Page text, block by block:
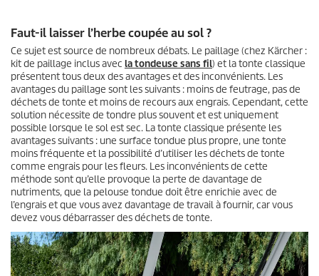
Faut-il laisser l’herbe coupée au sol ?
Ce sujet est source de nombreux débats. Le paillage (chez Kärcher :
kit de paillage inclus avec la tondeuse sans fil) et la tonte classique
présentent tous deux des avantages et des inconvénients. Les
avantages du paillage sont les suivants : moins de feutrage, pas de
déchets de tonte et moins de recours aux engrais. Cependant, cette
solution nécessite de tondre plus souvent et est uniquement
possible lorsque le sol est sec. La tonte classique présente les
avantages suivants : une surface tondue plus propre, une tonte
moins fréquente et la possibilité d’utiliser les déchets de tonte
comme engrais pour les fleurs. Les inconvénients de cette
méthode sont qu’elle provoque la perte de davantage de
nutriments, que la pelouse tondue doit être enrichie avec de
l’engrais et que vous avez davantage de travail à fournir, car vous
devez vous débarrasser des déchets de tonte.